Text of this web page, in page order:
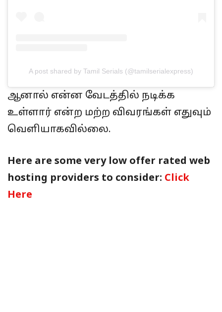
A post shared by Tamil Serials (@tamilserialexpress)
ஆனால் என்ன வேடத்தில் நடிக்க
உள்ளார் என்ற மற்ற விவரங்கள் எதுவும்
வெளியாகவில்லை.
Here are some very low offer rated web
hosting providers to consider: Click
Here